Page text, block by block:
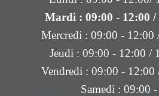
Mardi : 09:00 - 12:00 /
Mercredi : 09:00 - 12:00
Jeudi : 09:00 - 12:00 /
Vendredi : 09:00 - 12:00
Samedi : 09:00